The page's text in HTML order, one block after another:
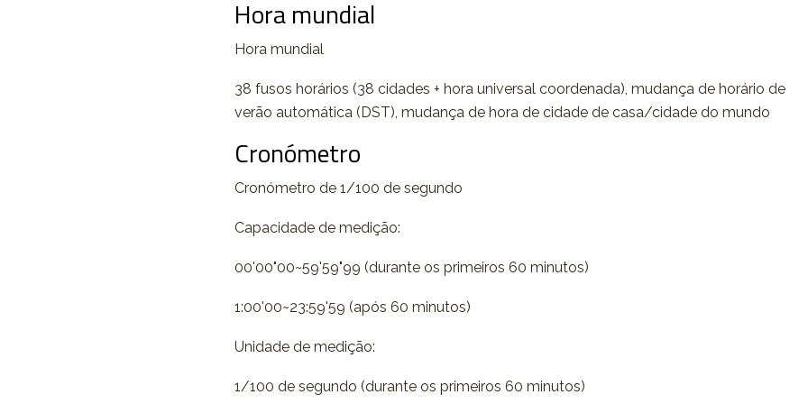
Hora mundial
Hora mundial
38 fusos horários (38 cidades + hora universal coordenada), mudança de horário de
verão automática (DST), mudança de hora de cidade de casa/cidade do mundo
Cronómetro
Cronómetro de 1/100 de segundo
Capacidade de medição:
00'00"00~59'59"99 (durante os primeiros 60 minutos)
1:00'00~23:59'59 (após 60 minutos)
Unidade de medição:
1/100 de segundo (durante os primeiros 60 minutos)